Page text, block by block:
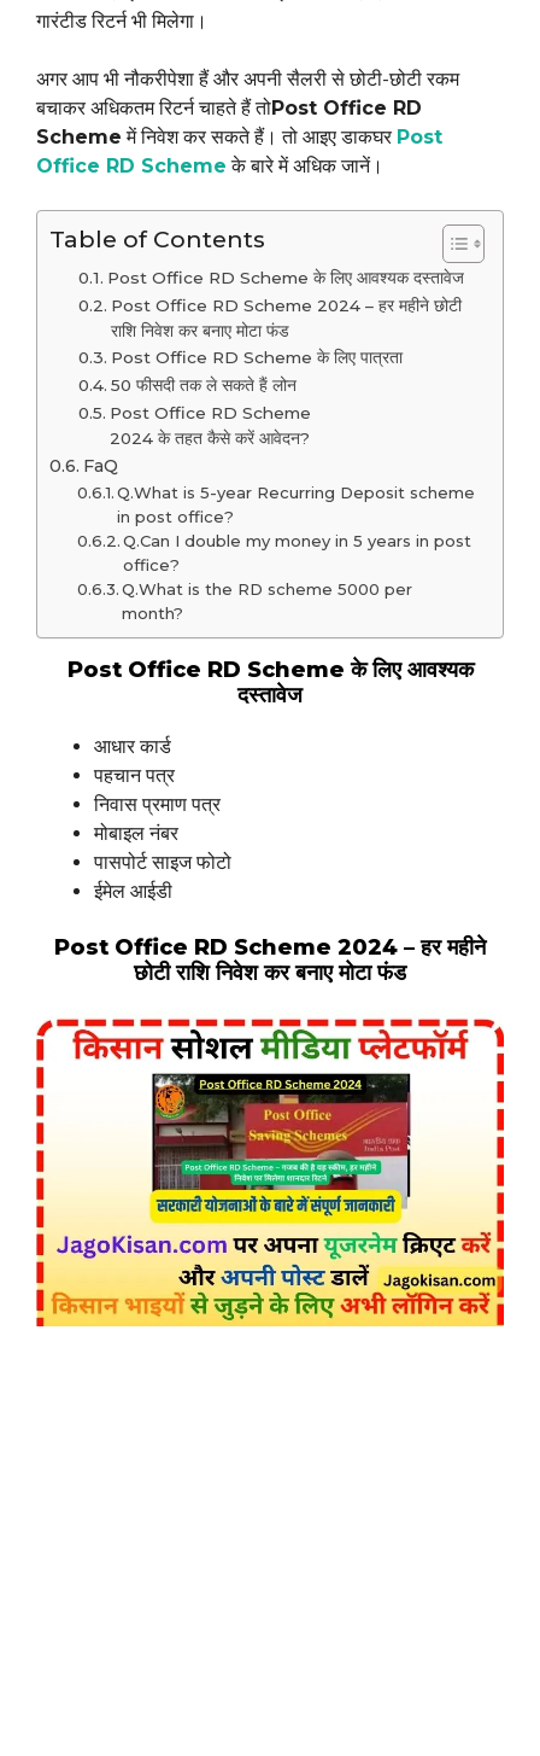
गारंटीड रिटर्न भी मिलेगा।
अगर आप भी नौकरीपेशा हैं और अपनी सैलरी से छोटी-छोटी रकम
बचाकर अधिकतम रिटर्न चाहते हैं तोPost Office RD
Scheme में निवेश कर सकते हैं। तो आइए डाकघर Post
Office RD Scheme के बारे में अधिक जानें।
Table of Contents
Post Office RD Scheme के लिए आवश्यक दस्तावेज
Post Office RD Scheme 2024 – हर महीने छोटी
राशि निवेश कर बनाए मोटा फंड
Post Office RD Scheme के लिए पात्रता
50 फीसदी तक ले सकते हैं लोन
Post Office RD Scheme
2024 के तहत कैसे करें आवेदन?
FaQ
Q.What is 5-year Recurring Deposit scheme
in post office?
Q.Can I double my money in 5 years in post
office?
Q.What is the RD scheme 5000 per
month?
Post Office RD Scheme के लिए आवश्यक
दस्तावेज
आधार कार्ड
पहचान पत्र
निवास प्रमाण पत्र
मोबाइल नंबर
पासपोर्ट साइज फोटो
ईमेल आईडी
Post Office RD Scheme 2024 – हर महीने
छोटी राशि निवेश कर बनाए मोटा फंड